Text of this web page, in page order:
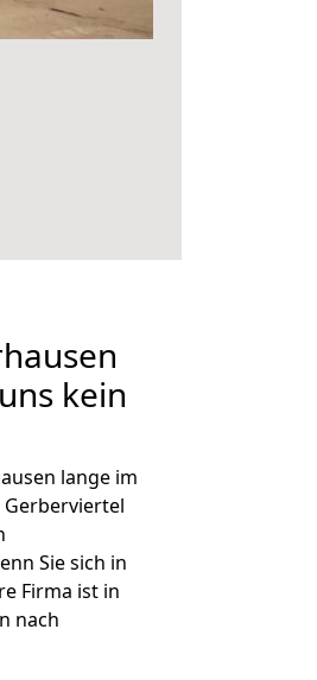
kein
lange im
Sie sich in
Firma ist in
nach